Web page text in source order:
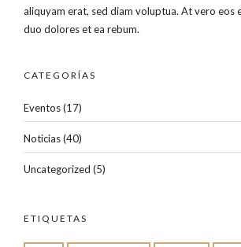
aliquyam erat, sed diam voluptua. At vero eos
duo dolores et ea rebum.
CATEGORÍAS
Eventos(17)
Noticias(40)
Uncategorized (5)
ETIQUETAS